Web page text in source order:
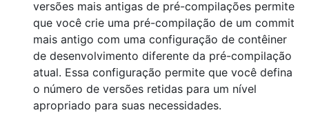
versões mais antigas de pré-compilações permite
que você crie uma pré-compilação de um commit
mais antigo com uma configuração de contêiner
de desenvolvimento diferente da pré-compilação
atual. Essa configuração permite que você defina
o número de versões retidas para um nível
apropriado para suas necessidades.